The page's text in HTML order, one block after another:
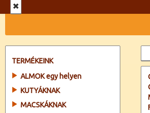
TERMÉKEINK
ALMOK egy helyen
KUTYÁKNAK
MACSKÁKNAK